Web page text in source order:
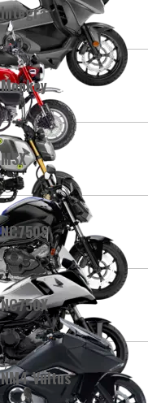
Integra
Monkey
MSX
NC750S
NC750X
NM4 Vultus